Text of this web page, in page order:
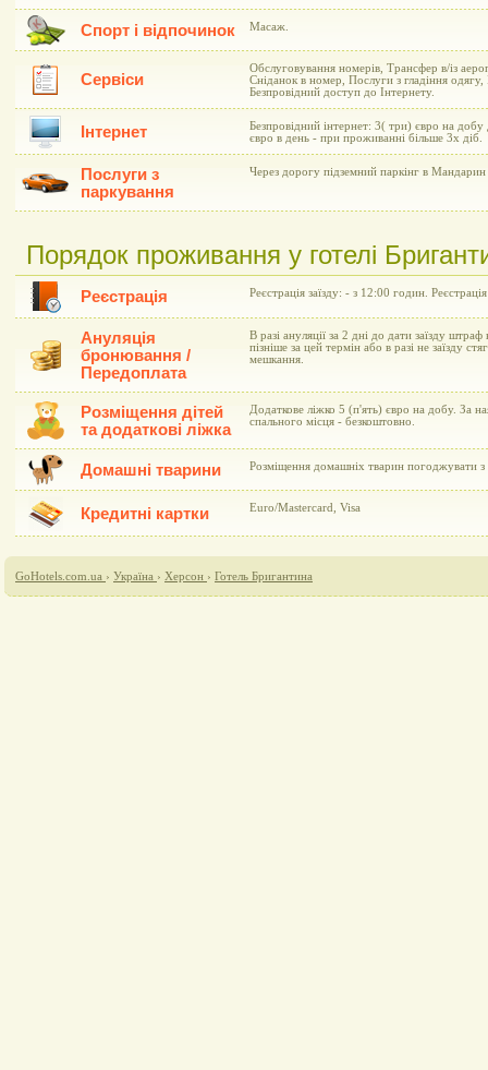
Спорт і відпочинок Масаж.
Сервіси
Обслуговування номерів, Трансфер в/із
Сніданок в номер, Послуги з гладіння
Безпровідний доступ до Інтернету.
Інтернет
Безпровідний інтернет: 3( три) євро на
євро в день - при проживанні більше 3х діб.
Послуги з
паркування
Через дорогу підземний паркінг в
Порядок проживання у готелі
Реєстрація Реєстрація заїзду: - з 12:00 годин.
Ануляція
бронювання /
Передоплата
В разі ануляції за 2 дні до дати заїзду штраф
пізніше за цей термін або в разі не заїзду
мешкання.
Розміщення дітей
та додаткові ліжка
Додаткове ліжко 5 (п'ять) євро на добу. За
спального місця - безкоштовно.
Домашні тварини Розміщення домашніх тварин погоджувати з
Кредитні картки Euro/Mastercard, Visa
GoHotels.com.ua › Україна › Херсон › Готель Бригантина